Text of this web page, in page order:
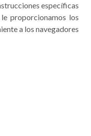
específicas
proporcionamos los
a los navegadores